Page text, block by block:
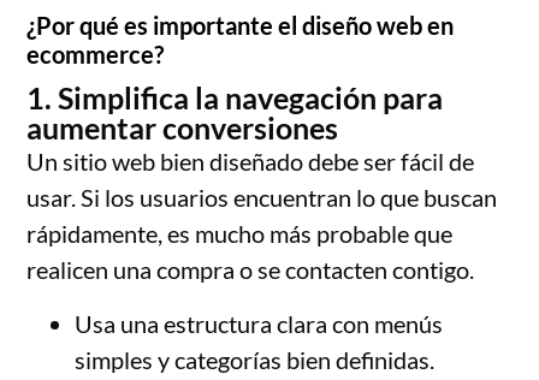
¿Por qué es importante el diseño web en
ecommerce?
1. Simplifica la navegación para
aumentar conversiones
Un sitio web bien diseñado debe ser fácil de
usar. Si los usuarios encuentran lo que buscan
rápidamente, es mucho más probable que
realicen una compra o se contacten contigo.
Usa una estructura clara con menús
simples y categorías bien definidas.